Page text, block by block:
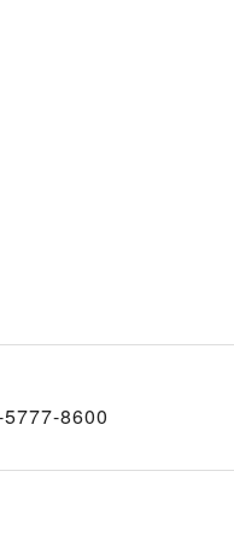
5777-8600